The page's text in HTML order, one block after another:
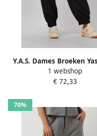
Y.A.S. Dames Broeken
Hw Ankle Pant Zwart
1 webshop
€ 72,33
70%